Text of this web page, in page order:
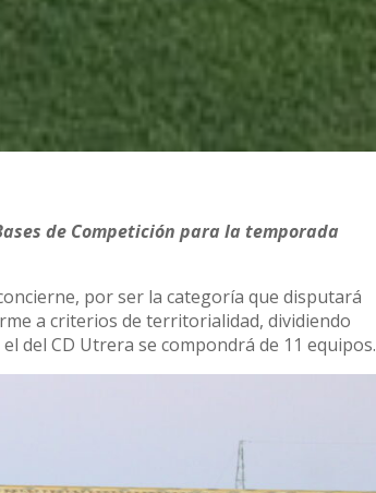
de Competición para la temporada
por ser la categoría que disputará
a criterios de territorialidad, dividiendo
del CD Utrera se compondrá de 11 equipos.